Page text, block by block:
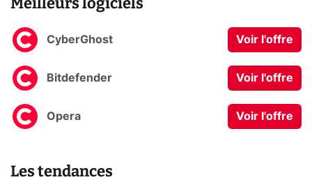
CyberGhost Voir l'offre
Bitdefender Voir l'offre
Opera Voir l'offre
Les tendances